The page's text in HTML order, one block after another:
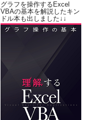
グラフを操作するExcel
VBAの基本を解説したキン
ドル本も出しました↓↓